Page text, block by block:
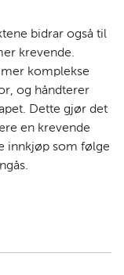
bidrar også til
krevende.
komplekse
og håndterer
Dette gjør det
en krevende
innkjøp som følge